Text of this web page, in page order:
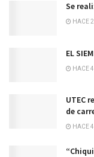
Se
HACE
EL
HACE
UTEC
de
HACE